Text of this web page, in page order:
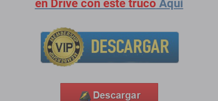
en Drive con este truco Aquí